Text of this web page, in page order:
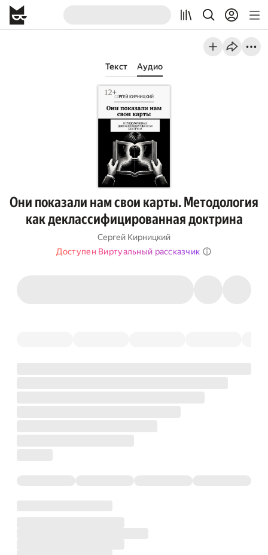
Текст Аудио
Они показали нам свои карты. Методология
как деклассифицированная доктрина
Сергей Кирницкий
Доступен Виртуальный рассказчик